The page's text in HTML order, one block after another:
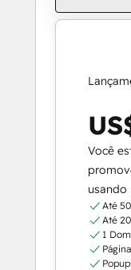
Você
usando
Até
Até
1